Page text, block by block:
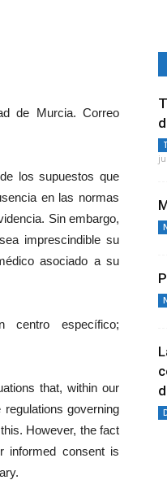
de Murcia. Correo
los supuestos que
en las normas
Sin embargo,
imprescindible su
asociado a su
centro específico;
that, within our
governing
However, the fact
informed consent is